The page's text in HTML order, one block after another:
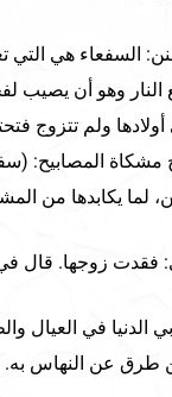
السفعاء هي التي
وهو أن يصيب
ولم تتزوج
المصابيح:
لما يكابدها من
الدنيا في
طرق عن النهاس به.